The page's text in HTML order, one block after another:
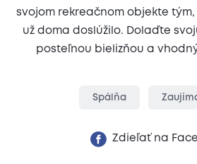
svojom rekreačnom objekte
už doma doslúžilo. Dolaďte
posteľnou bielizňou a
Spálňa
Zdieľať na